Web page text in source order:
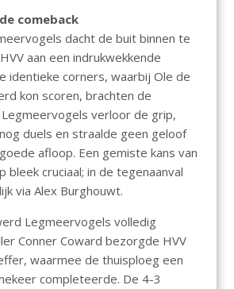
comeback
dacht de buit binnen te
aan een indrukwekkende
identieke corners, waarbij Ole de
kon scoren, brachten de
verloor de grip,
duels en straalde geen geloof
afloop. Een gemiste kans van
bleek cruciaal; in de tegenaanval
via Alex Burghouwt.
Legmeervogels volledig
Conner Coward bezorgde HVV
waarmee de thuisploeg een
completeerde. De 4-3